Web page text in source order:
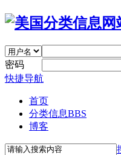
密码
快捷导航
首页
分类信息BBS
博客